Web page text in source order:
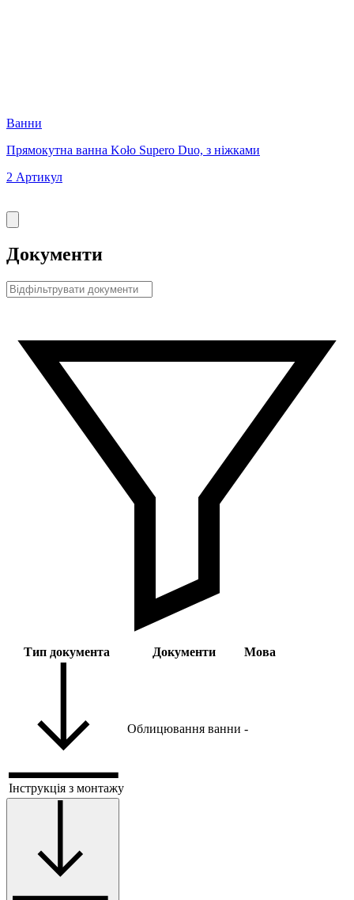
Ванни
Прямокутна ванна Koło Supero Duo, з ніжками
2 Артикул
Документи
Тип документа Документи Мова
Інструкція з монтажу
Облицювання ванни -